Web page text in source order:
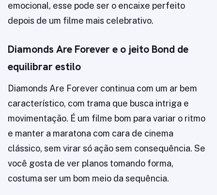
emocional, esse pode ser o encaixe perfeito
depois de um filme mais celebrativo.
Diamonds Are Forever e o jeito Bond de
equilibrar estilo
Diamonds Are Forever continua com um ar bem
característico, com trama que busca intriga e
movimentação. É um filme bom para variar o ritmo
e manter a maratona com cara de cinema
clássico, sem virar só ação sem consequência. Se
você gosta de ver planos tomando forma,
costuma ser um bom meio da sequência.